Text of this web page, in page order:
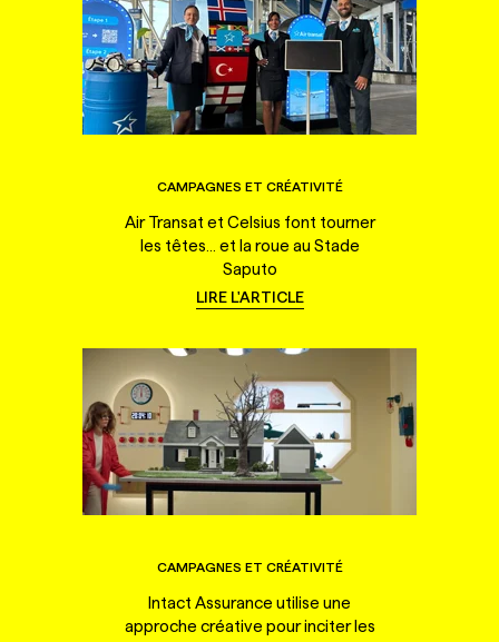
CAMPAGNES ET CRÉATIVITÉ
Air Transat et Celsius font tourner
les têtes... et la roue au Stade
Saputo
LIRE L'ARTICLE
CAMPAGNES ET CRÉATIVITÉ
Intact Assurance utilise une
approche créative pour inciter les